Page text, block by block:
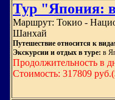
Тур "Япония:
Маршрут: Токио -
Шанхай
Путешествие относится к
Экскурсии и отдых в туре: в
Продолжительность в
Стоимость: 317809